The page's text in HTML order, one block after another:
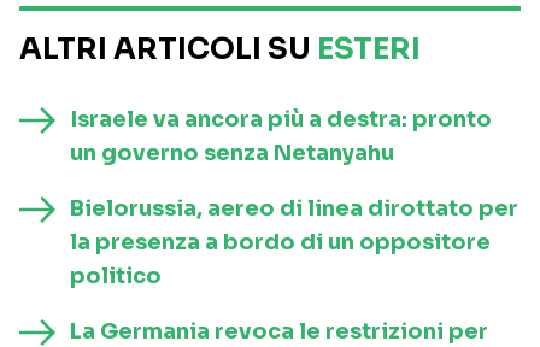
ALTRI ARTICOLI SU ESTERI
Israele va ancora più a destra: pronto
un governo senza Netanyahu
Bielorussia, aereo di linea dirottato per
la presenza a bordo di un oppositore
politico
La Germania revoca le restrizioni per